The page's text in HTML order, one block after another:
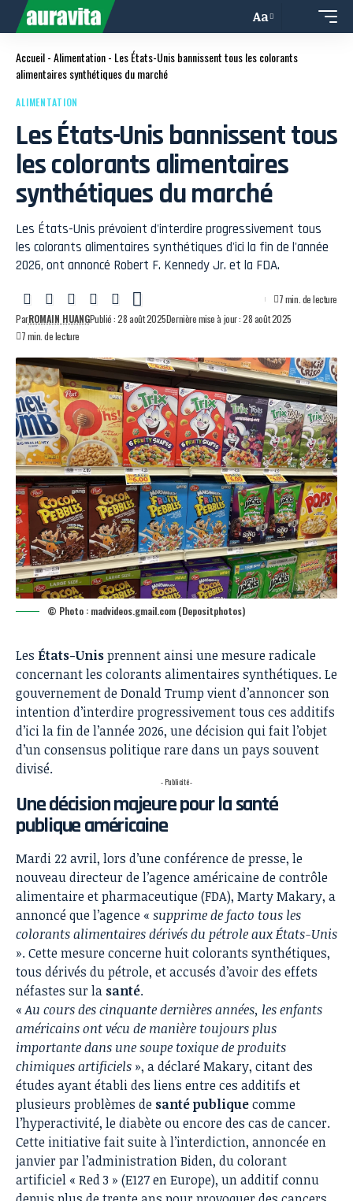
Aa
Accueil-Alimentation- Les États-Unis bannissent tous les colorants
alimentaires synthétiques du marché
ALIMENTATION
Les États-Unis bannissent tous
les colorants alimentaires
synthétiques du marché
Les États-Unis prévoient d'interdire progressivement tous
les colorants alimentaires synthétiques d'ici la fin de l'année
2026, ont annoncé Robert F. Kennedy Jr. et la FDA.
ParROMAIN HUANGPublié : 28 août 2025Dernière mise à jour : 28 août 2025
7 min. de lecture
7 min. de lecture
© Photo : madvideos.gmail.com (Depositphotos)
Les États-Unisprennent ainsi une mesure radicale
concernant les colorants alimentaires synthétiques. Le
gouvernement de Donald Trump vient d’annoncer son
intention d’interdire progressivement tous ces additifs
d’ici la fin de l’année 2026, une décision qui fait l’objet
d’un consensus politique rare dans un pays souvent
divisé.
- Publicité -
Une décision majeure pour la santé
publique américaine
Mardi 22 avril, lors d’une conférence de presse, le
nouveau directeur de l’agence américaine de contrôle
alimentaire et pharmaceutique (FDA), Marty Makary, a
annoncé que l’agence « supprime de facto tous les
colorants alimentaires dérivés du pétrole aux États-Unis
». Cette mesure concerne huit colorants synthétiques,
tous dérivés du pétrole, et accusés d’avoir des effets
néfastes sur la santé.
«Au cours des cinquante dernières années, les enfants
américains ont vécu de manière toujours plus
importante dans une soupe toxique de produits
chimiques artificiels », a déclaré Makary, citant des
études ayant établi des liens entre ces additifs et
plusieurs problèmes de santé publiquecomme
l’hyperactivité, le diabète ou encore des cas de cancer.
Cette initiative fait suite à l’interdiction, annoncée en
janvier par l’administration Biden, du colorant
artificiel « Red 3 » (E127 en Europe), un additif connu